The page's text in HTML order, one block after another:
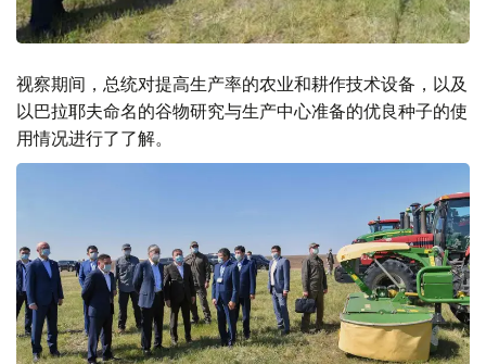
视察期间，总统对提高生产率的农业和耕作技术设备，以及
以巴拉耶夫命名的谷物研究与生产中心准备的优良种子的使
用情况进行了了解。